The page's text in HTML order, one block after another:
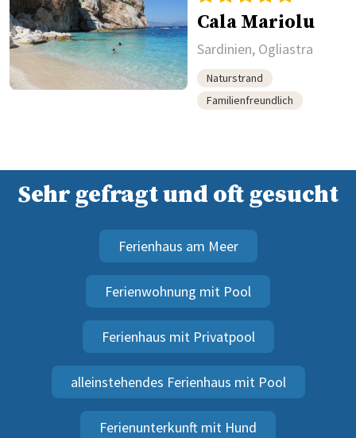
Cala Mariolu
Sardinien, Ogliastra
Naturstrand
Familienfreundlich
Sehr gefragt und oft gesucht
Ferienhaus am Meer
Ferienwohnung mit Pool
Ferienhaus mit Privatpool
alleinstehendes Ferienhaus mit Pool
Ferienunterkunft mit Hund